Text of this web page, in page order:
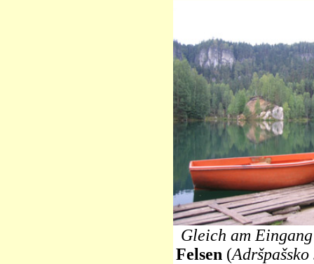
Gleich am
Felsen (